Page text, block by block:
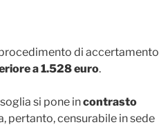
di accertamento
a 1.528 euro.
si pone incontrasto
pertanto, censurabile in sede